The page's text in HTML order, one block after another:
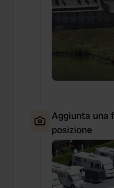
Aggiunta una
posizione